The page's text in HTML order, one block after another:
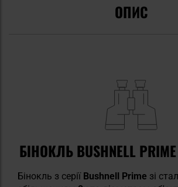
ОПИС
БІНОКЛЬ BUSHNELL
Бінокль з серіїBushnell Prime зі